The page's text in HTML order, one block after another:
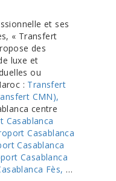
et ses
« Transfert
des
luxe et
ou
: Transfert
CMN),
centre
Casablanca
Casablanca
Casablanca
Casablanca
Fès, …